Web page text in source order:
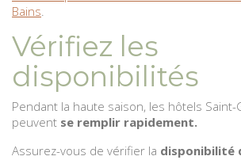
Bains
Vérifiez les
disponibilités
Pendant la haute saison, les hôtels Saint-
peuvent se remplir rapidement.
Assurez-vous de vérifier la disponibilité